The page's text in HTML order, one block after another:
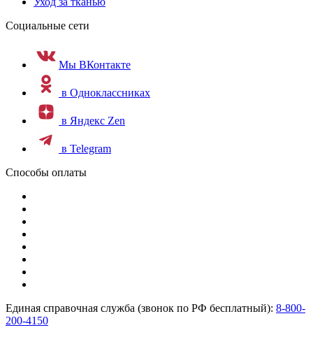
Социальные сети
Мы ВКонтакте
в Одноклассниках
в Яндекс Zen
в Telegram
Способы оплаты
Единая справочная служба (звонок по РФ бесплатный): 8-800-
200-4150